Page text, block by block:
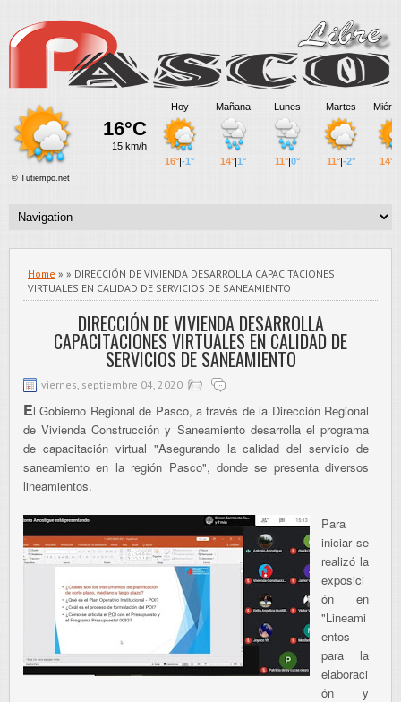
Home » » DIRECCIÓN DE VIVIENDA DESARROLLA CAPACITACIONES
VIRTUALES EN CALIDAD DE SERVICIOS DE SANEAMIENTO
DIRECCIÓN DE VIVIENDA DESARROLLA
CAPACITACIONES VIRTUALES EN CALIDAD DE
SERVICIOS DE SANEAMIENTO
viernes, septiembre 04, 2020
El Gobierno Regional de Pasco, a través de la Dirección Regional
de Vivienda Construcción y Saneamiento desarrolla el programa
de capacitación virtual "Asegurando la calidad del servicio de
saneamiento en la región Pasco", donde se presenta diversos
lineamientos.
Para
iniciar se
realizó la
exposici
ón en
"Lineami
entos
para la
elaboraci
ón y